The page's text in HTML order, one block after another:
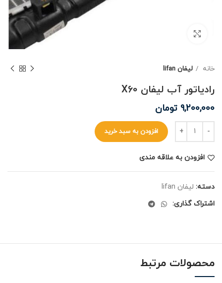
خانه لیفان lifan
رادیاتور آب لیفان X60
9,200,000 تومان
افزودن به سبد خرید
افزودن به علاقه مندی
دسته: لیفان lifan
اشتراک گذاری:
محصولات مرتبط